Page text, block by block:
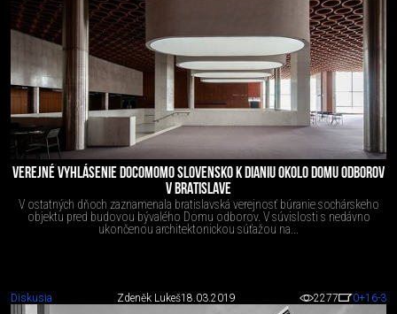
VEREJNÉ VYHLÁSENIE DOCOMOMO SLOVENSKO K DIANIU OKOLO DOMU ODBOROV
V BRATISLAVE
V ostatných dňoch zaznamenala bratislavská verejnosť búranie sochárskeho
objektu pred budovou bývalého Domu odborov. V súvislosti s nedávno
ukončenou architektonickou súťažou na...
Diskusia Zdeněk Lukeš18.03.2019 2277 0+16-3